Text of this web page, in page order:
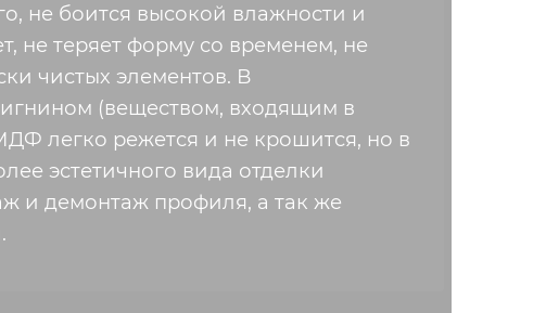
не боится высокой влажности и
не теряет форму со временем, не
чистых элементов. В
(веществом, входящим в
легко режется и не крошится, но в
эстетичного вида отделки
и демонтаж профиля, а так же